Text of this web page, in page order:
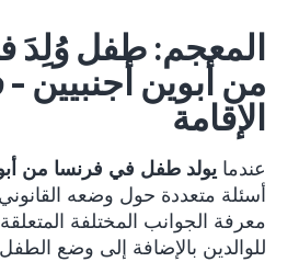
المعجم: طفل وُلِدَ
من أبوين أجنبيين
الإقامة
عندما يولد طفل في فرنسا من
أسئلة متعددة حول وضعه
معرفة الجوانب المختلفة
للوالدين بالإضافة إلى وضع